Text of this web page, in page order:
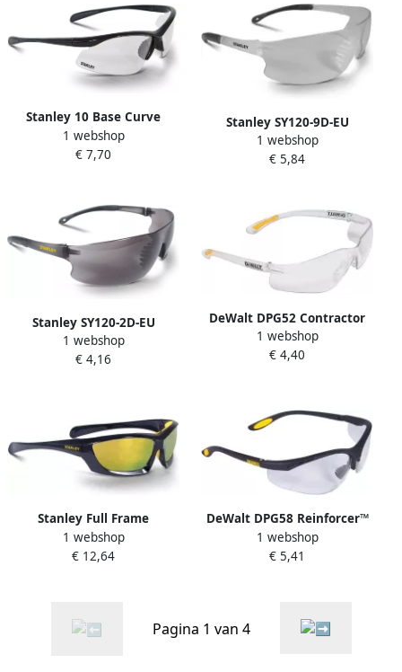
Stanley 10 Base Curve
Veiligheidsbril | Helder Glas
SY150-1D EU
1 webshop
€ 7,70
Stanley SY120-9D-EU
Veiligheidsbril | Binnen en
buiten gebruik SY120-9D EU
1 webshop
€ 5,84
Stanley SY120-2D-EU
Veiligheidsbril | Donker
Glas SY120-2D EU
1 webshop
€ 4,16
DeWalt DPG52 Contractor
Pro™ Veiligheidsbril |
Helder Glas DPG52-1DEU
1 webshop
€ 4,40
Stanley Full Frame
Veiligheidsbril | Spiegelglas
SY180-YD EU
1 webshop
€ 12,64
DeWalt DPG58 Reinforcer™
Veiligheidsbril | Helder Glas
DPG58-1DEU
1 webshop
€ 5,41
Pagina 1 van 4